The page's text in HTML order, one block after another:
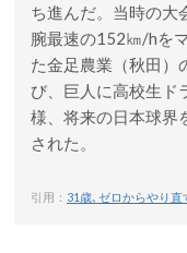
ち進んだ。当時の大
腕最速の152㎞/hを
た金足農業（秋田）
び、巨人に高校生ド
様、将来の日本球界
された。
引用： 31歳､ゼロからやり